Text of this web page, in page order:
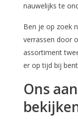
nauwelijks te
Ben je op zoek
verrassen door
assortiment
er op tijd bij
Ons